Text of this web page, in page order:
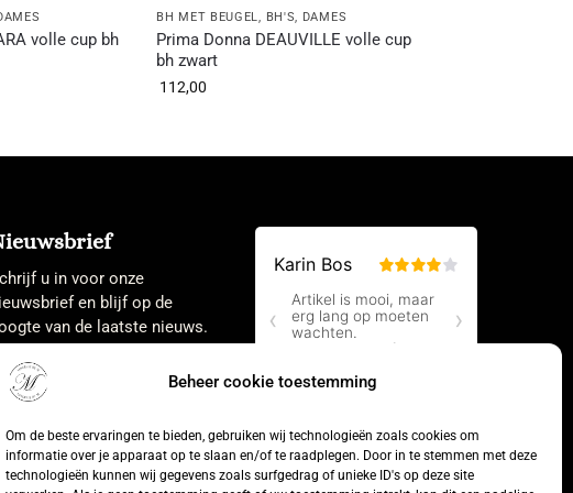
Beheer cookie toestemming
Om de beste ervaringen te bieden, gebruiken wij technologieën zoals cookies om
informatie over je apparaat op te slaan en/of te raadplegen. Door in te stemmen met deze
technologieën kunnen wij gegevens zoals surfgedrag of unieke ID's op deze site
volle cup bh
BH MET BEUGEL, BH'S, DAMES
Prima Donna DEAUVILLE volle cup
bh zwart
112,00
u in voor onze
en blijf op de
van de laatste nieuws.